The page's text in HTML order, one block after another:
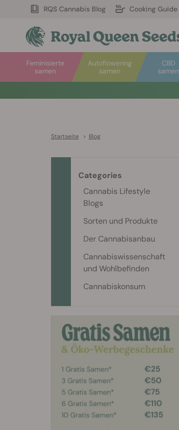
RQS Cannabis Blog Cooking Guide
Autoflowering
samen
Feminisierte
samen
CBD
samen
Startseite > Blog
Categories
Cannabis Lifestyle
Blogs
Sorten und Produkte
Der Cannabisanbau
Cannabiswissenschaft
und Wohlbefinden
Cannabiskonsum